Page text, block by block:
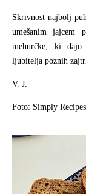
Skrivnost najbolj
umešanim jajcem
mehurčke, ki dajo
ljubitelja poznih
V. J.
Foto: Simply Recipes